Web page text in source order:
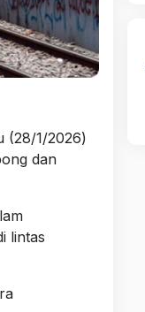
(28/1/2026)
dan
lintas